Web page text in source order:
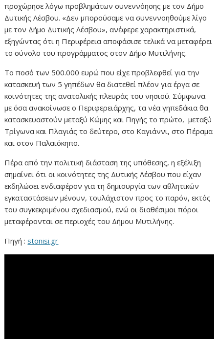
προχώρησε λόγω προβλημάτων συνεννόησης με τον Δήμο
Δυτικής Λέσβου. «Δεν μπορούσαμε να συνεννοηθούμε λίγο
με τον Δήμο Δυτικής Λέσβου», ανέφερε χαρακτηριστικά,
εξηγώντας ότι η Περιφέρεια αποφάσισε τελικά να μεταφέρει
το σύνολο του προγράμματος στον Δήμο Μυτιλήνης.
Το ποσό των 500.000 ευρώ που είχε προβλεφθεί για την
κατασκευή των 5 γηπέδων θα διατεθεί πλέον για έργα σε
κοινότητες της ανατολικής πλευράς του νησιού. Σύμφωνα
με όσα ανακοίνωσε ο Περιφερειάρχης, τα νέα γηπεδάκια θα
κατασκευαστούν μεταξύ Κώμης και Πηγής το πρώτο, μεταξύ
Τρίγωνα και Πλαγιάς το δεύτερο, στο Καγιάννι, στο Πέραμα
και στον Παλαιόκηπο.
Πέρα από την πολιτική διάσταση της υπόθεσης, η εξέλιξη
σημαίνει ότι οι κοινότητες της Δυτικής Λέσβου που είχαν
εκδηλώσει ενδιαφέρον για τη δημιουργία των αθλητικών
εγκαταστάσεων μένουν, τουλάχιστον προς το παρόν, εκτός
του συγκεκριμένου σχεδιασμού, ενώ οι διαθέσιμοι πόροι
μεταφέρονται σε περιοχές του Δήμου Μυτιλήνης.
Πηγή :stonisi.gr